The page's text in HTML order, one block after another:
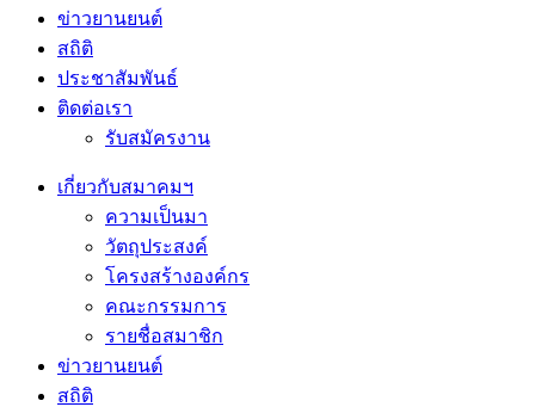
ข่าวยานยนต์
สถิติ
ประชาสัมพันธ์
ติดต่อเรา
รับสมัครงาน
เกี่ยวกับสมาคมฯ
ความเป็นมา
วัตถุประสงค์
โครงสร้างองค์กร
คณะกรรมการ
รายชื่อสมาชิก
ข่าวยานยนต์
สถิติ